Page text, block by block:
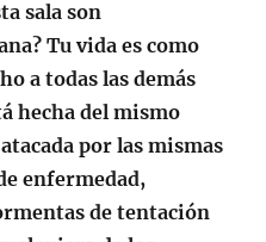
sala son
Tu vida es como
a todas las demás
hecha del mismo
por las mismas
enfermedad,
de tentación